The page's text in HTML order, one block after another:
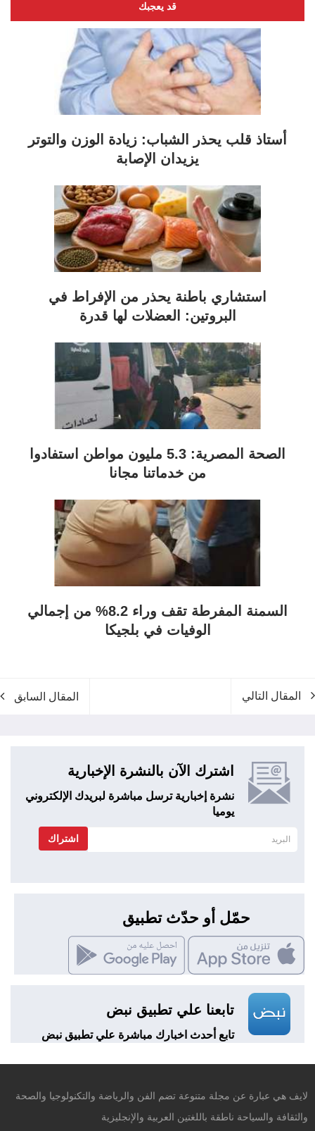
قد يعجبك
أستاذ قلب يحذر الشباب: زيادة الوزن والتوتر
يزيدان الإصابة
استشاري باطنة يحذر من الإفراط في
البروتين: العضلات لها قدرة
الصحة المصرية: 5.3 مليون مواطن استفادوا
من خدماتنا مجانا
السمنة المفرطة تقف وراء 8.2% من إجمالي
الوفيات في بلجيكا
المقال التالي المقال السابق
اشترك الآن بالنشرة الإخبارية
نشرة إخبارية ترسل مباشرة لبريدك الإلكتروني
يوميا
اشتراك
حمّل أو حدّث تطبيق
تابعنا علي تطبيق نبض
تابع أحدث اخبارك مباشرة علي تطبيق نبض
لايف هي عبارة عن مجلة متنوعة تضم الفن والرياضة والتكنولوجيا والصحة
والثقافة والسياحة ناطقة باللغتين العربية والإنجليزية